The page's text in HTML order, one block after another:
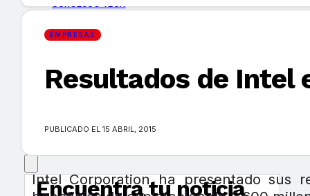
MERCADOS Y TENDENCIAS
Encuentra tu noticia
EMPRESAS
Resultados de Intel
PUBLICADO EL 15 ABRIL, 2015
Intel Corporation ha presentado sus